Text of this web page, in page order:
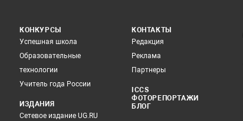
КОНКУРСЫ
Успешная школа
Образовательные
технологии
Учитель года России
ИЗДАНИЯ
Сетевое издание UG.RU
КОНТАКТЫ
Редакция
Реклама
Партнеры
ICCS
ФОТОРЕПОРТАЖИ
БЛОГ